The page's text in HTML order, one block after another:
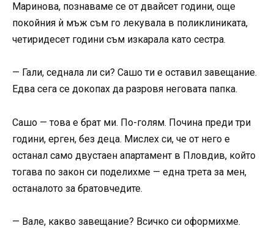
Маринова, познаваме се от двайсет години, още
покойния ѝ мъж съм го лекувала в поликлиниката,
четиридесет години съм изкарала като сестра.
— Гали, седнала ли си? Сашо ти е оставил завещание.
Едва сега се докопах да разровя неговата папка.
Сашо — това е брат ми. По-голям. Почина преди три
години, ерген, без деца. Мислех си, че от него е
останал само двустаен апартамент в Пловдив, който
тогава по закон си поделихме — една трета за мен,
останалото за братовчедите.
— Вале, какво завещание? Всичко си оформихме.